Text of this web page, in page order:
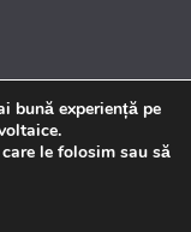
. Toate
de
bună experiență pe
le folosim sau să